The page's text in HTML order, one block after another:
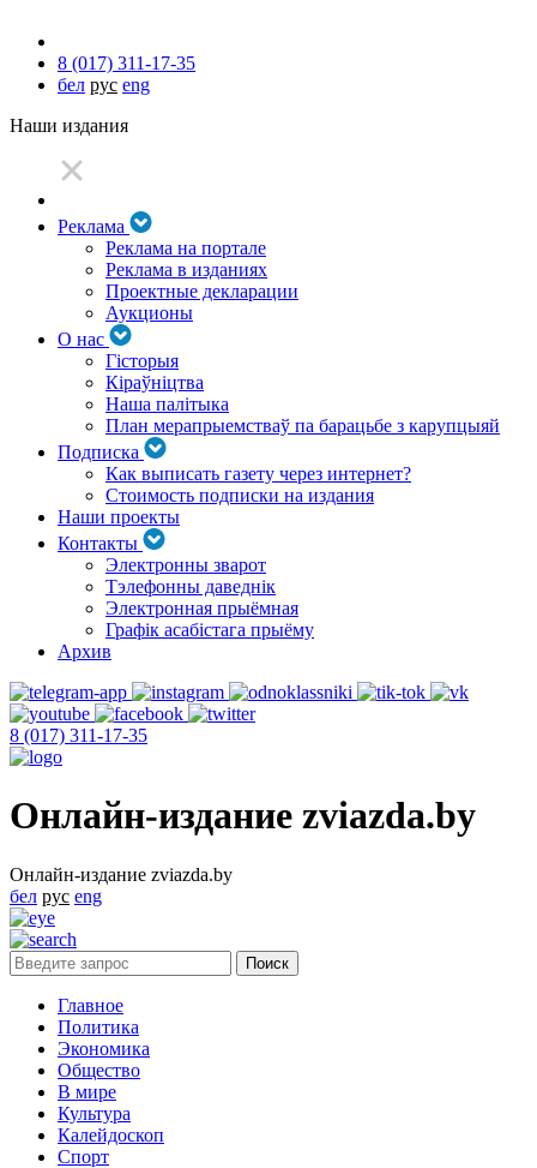
8 (017) 311-17-35
бел рус eng
Наши издания
Реклама
Реклама на портале
Реклама в изданиях
Проектные декларации
Аукционы
О нас
Гісторыя
Кіраўніцтва
Наша палітыка
План мерапрыемстваў па барацьбе з карупцыяй
Подписка
Как выписать газету через интернет?
Стоимость подписки на издания
Наши проекты
Контакты
Электронны зварот
Тэлефонны даведнік
Электронная прыёмная
Графік асабістага прыёму
Архив
8 (017) 311-17-35
Онлайн-издание zviazda.by
Онлайн-издание zviazda.by
бел рус eng
Главное
Политика
Экономика
Общество
В мире
Культура
Калейдоскоп
Спорт